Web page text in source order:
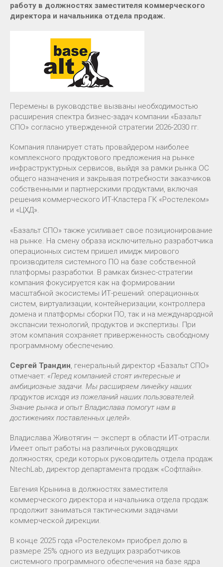
работу в должностях заместителя коммерческого
директора и начальника отдела продаж.
Перемены в руководстве вызваны необходимостью
расширения спектра бизнес-задач компании «Базальт
СПО» согласно утвержденной стратегии 2026-2030 гг.
Компания планирует стать провайдером наиболее
комплексного продуктового предложения на рынке
инфраструктурных сервисов, выйдя за рамки рынка ОС
общего назначения и закрывая потребности заказчиков
собственными и партнерскими продуктами, включая
решения коммерческого ИТ-Кластера ГК «Ростелеком»
и «ЦХД».
«Базальт СПО» также усиливает свое позиционирование
на рынке. На смену образа исключительно разработчика
операционных систем пришел имидж мирового
производителя системного ПО на базе собственной
платформы разработки. В рамках бизнес-стратегии
компания фокусируется как на формировании
масштабной экосистемы ИТ-решений: операционных
систем, виртуализации, контейнеризации, контроллера
домена и платформы сборки ПО, так и на международной
экспансии технологий, продуктов и экспертизы. При
этом компания сохраняет приверженность свободному
программному обеспечению.
Сергей Трандин, генеральный директор «Базальт СПО»
отмечает: «Перед компанией стоят интересные и
амбициозные задачи. Мы расширяем линейку наших
продуктов исходя из пожеланий наших пользователей.
Знание рынка и опыт Владислава помогут нам в
достижениях поставленных целей».
Владислава Животягин — эксперт в области ИТ-отрасли.
Имеет опыт работы на различных руководящих
должностях, среди которых руководитель отдела продаж
NtechLab, директор департамента продаж «Софтлайн».
Евгения Крынина в должностях заместителя
коммерческого директора и начальника отдела продаж
продолжит заниматься тактическими задачами
коммерческой дирекции.
В конце 2025 года «Ростелеком» приобрел долю в
размере 25% одного из ведущих разработчиков
системного программного обеспечения на базе ядра